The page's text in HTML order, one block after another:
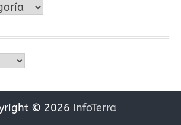
© 2026 InfoTerra